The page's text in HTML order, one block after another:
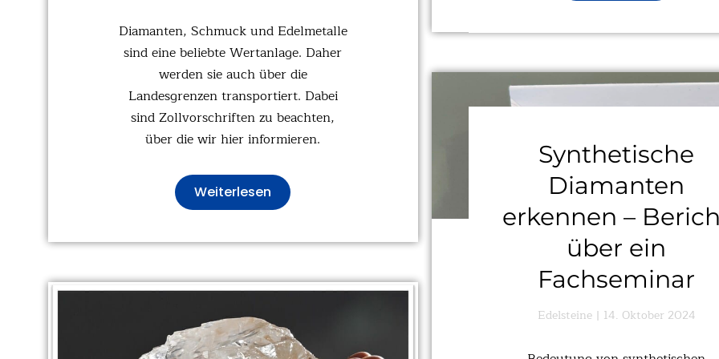
Diamanten, Schmuck und Edelmetalle
sind eine beliebte Wertanlage. Daher
werden sie auch über die
Landesgrenzen transportiert. Dabei
sind Zollvorschriften zu beachten,
über die wir hier informieren.
Weiterlesen
Synthetische
Diamanten
erkennen –
über ein
Fachseminar
Edelsteine 14. Oktober 2024